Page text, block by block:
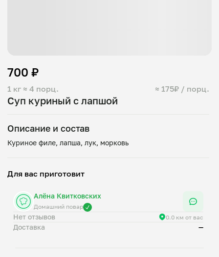
Суп куриный с лапшой
1 кг ≈ 4 порц. ≈ 175₽ / порц.
700 ₽
Описание и состав
Для вас приготовит
Алёна Квитковских
Домашний повар
Нет отзывов 0.0 км от вас
Доставка —